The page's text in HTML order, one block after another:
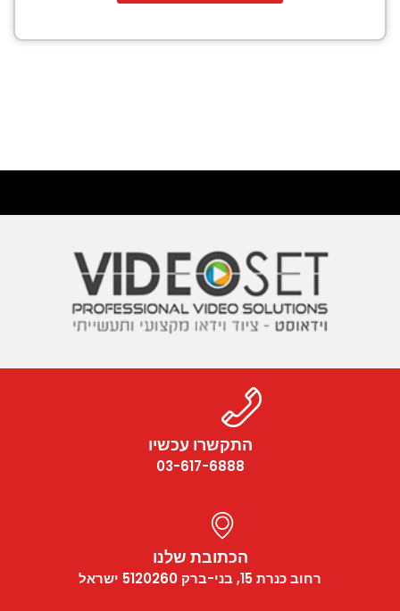
התקשרו עכשיו
03-617-6888
הכתובת שלנו
רחוב כנרת 15, בני-ברק 5120260 ישראל